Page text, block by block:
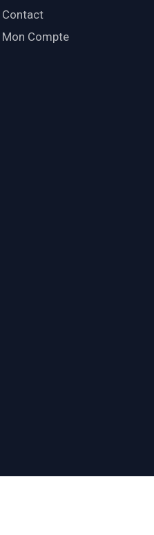
Contact
Mon Compte